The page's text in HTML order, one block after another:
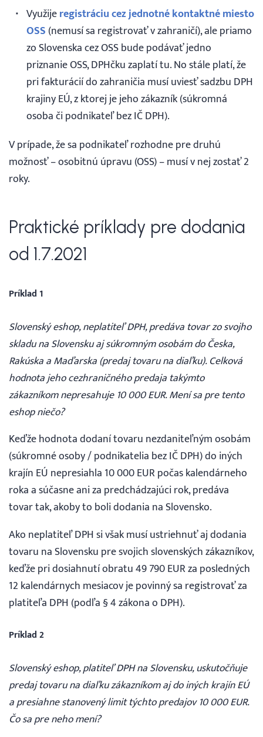
Využijeregistráciu cez jednotné kontaktné miesto
OSS (nemusí sa registrovať v zahraničí), ale priamo
zo Slovenska cez OSS bude podávať jedno
priznanie OSS, DPHčku zaplatí tu. No stále platí, že
pri fakturácií do zahraničia musí uviesť sadzbu DPH
krajiny EÚ, z ktorej je jeho zákazník (súkromná
osoba či podnikateľ bez IČ DPH).
V prípade, že sa podnikateľ rozhodne pre druhú
možnosť – osobitnú úpravu (OSS) – musí v nej zostať 2
roky.
Praktické príklady pre dodania
od 1.7.2021
Príklad 1
Slovenský eshop, neplatiteľ DPH, predáva tovar zo svojho
skladu na Slovensku aj súkromným osobám do Česka,
Rakúska a Maďarska (predaj tovaru na diaľku). Celková
hodnota jeho cezhraničného predaja takýmto
zákazníkom nepresahuje 10 000 EUR. Mení sa pre tento
eshop niečo?
Keďže hodnota dodaní tovaru nezdaniteľným osobám
(súkromné osoby / podnikatelia bez IČ DPH) do iných
krajín EÚ nepresiahla 10 000 EUR počas kalendárneho
roka a súčasne ani za predchádzajúci rok, predáva
tovar tak, akoby to boli dodania na Slovensko.
Ako neplatiteľ DPH si však musí ustriehnuť aj dodania
tovaru na Slovensku pre svojich slovenských zákazníkov,
keďže pri dosiahnutí obratu 49 790 EUR za posledných
12 kalendárnych mesiacov je povinný sa registrovať za
platiteľa DPH (podľa § 4 zákona o DPH).
Príklad 2
Slovenský eshop, platiteľ DPH na Slovensku, uskutočňuje
predaj tovaru na diaľku zákazníkom aj do iných krajín EÚ
a presiahne stanovený limit týchto predajov 10 000 EUR.
Čo sa pre neho mení?